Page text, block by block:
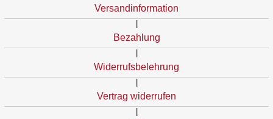
Versandinformation
Bezahlung
Widerrufsbelehrung
Vertrag widerrufen